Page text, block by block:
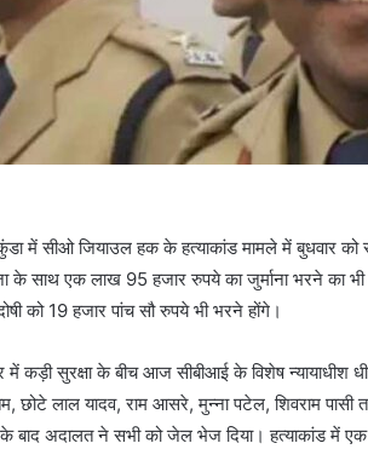
में सीओ जियाउल हक के हत्याकांड मामले में बुधवार
के साथ एक लाख 95 हजार रुपये का जुर्माना भरने का
को 19 हजार पांच सौ रुपये भी भरने होंगे।
में कड़ी सुरक्षा के बीच आज सीबीआई के विशेष न्यायाधीश
छोटे लाल यादव, राम आसरे, मुन्ना पटेल, शिवराम
बाद अदालत ने सभी को जेल भेज दिया। हत्याकांड में एक